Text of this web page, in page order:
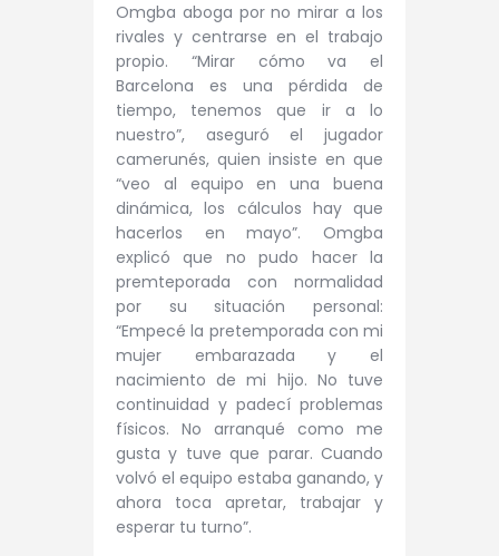
Omgba aboga por no mirar a los
rivales y centrarse en el trabajo
propio. “Mirar cómo va el
Barcelona es una pérdida de
tiempo, tenemos que ir a lo
nuestro”, aseguró el jugador
camerunés, quien insiste en que
“veo al equipo en una buena
dinámica, los cálculos hay que
hacerlos en mayo”. Omgba
explicó que no pudo hacer la
premteporada con normalidad
por su situación personal:
“Empecé la pretemporada con mi
mujer embarazada y el
nacimiento de mi hijo. No tuve
continuidad y padecí problemas
físicos. No arranqué como me
gusta y tuve que parar. Cuando
volvó el equipo estaba ganando, y
ahora toca apretar, trabajar y
esperar tu turno”.